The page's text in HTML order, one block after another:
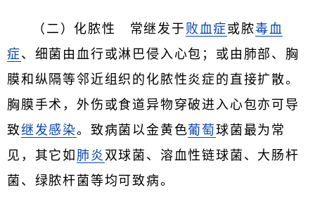
（二）化脓性 常继发于 败血症 或脓毒血
症 、细菌由血行或淋巴侵入心包；或由肺部、胸
膜和纵隔等邻近组织的化脓性炎症的直接扩散。
胸膜手术，外伤或食道异物穿破进入心包亦可导
致继发感染。致病菌以金黄色葡萄球菌最为常
见，其它如 肺炎 双球菌、溶血性链球菌、大肠杆
菌、绿脓杆菌等均可致病。